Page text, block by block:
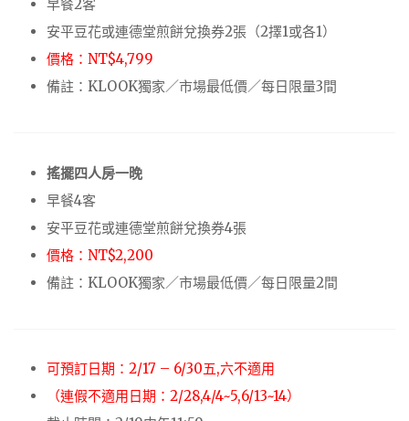
早餐2客
安平豆花或連德堂煎餅兌換券2張（2擇1或各1）
價格：NT$4,799
備註：KLOOK獨家／市場最低價／每日限量3間
搖擺四人房一晚
早餐4客
安平豆花或連德堂煎餅兌換券4張
價格：NT$2,200
備註：KLOOK獨家／市場最低價／每日限量2間
可預訂日期：2/17 – 6/30五,六不適用
（連假不適用日期：2/28,4/4~5,6/13~14）